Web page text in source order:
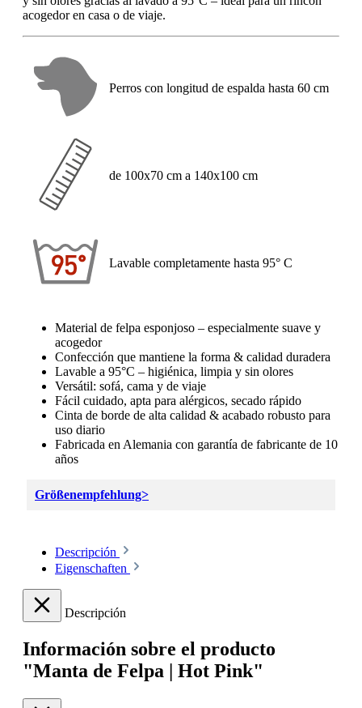
acogedor en casa o de viaje.
Perros con longitud de espalda hasta 60 cm
de 100x70 cm a 140x100 cm
Lavable completamente hasta 95° C
Material de felpa esponjoso – especialmente suave y
acogedor
Confección que mantiene la forma & calidad duradera
Lavable a 95°C – higiénica, limpia y sin olores
Versátil: sofá, cama y de viaje
Fácil cuidado, apta para alérgicos, secado rápido
Cinta de borde de alta calidad & acabado robusto para
uso diario
Fabricada en Alemania con garantía de fabricante de 10
años
Größenempfehlung>
Descripción
Eigenschaften
Descripción
Información sobre el producto
"Manta de Felpa | Hot Pink"